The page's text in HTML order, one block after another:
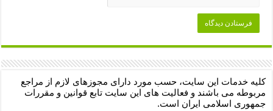
کلیه خدمات این سایت، حسب مورد دارای مجوزهای لازم از مراجع
مربوطه می باشند و فعالیت های این سایت تابع قوانین و مقررات
جمهوری اسلامی ایران است.